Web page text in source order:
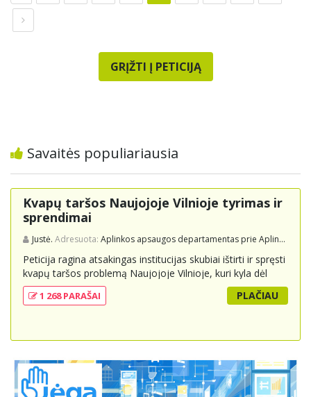
GRĮŽTI Į PETICIJĄ
Savaitės populiariausia
Kvapų taršos Naujojoje Vilnioje tyrimas ir
sprendimai
Justė. Adresuota: Aplinkos apsaugos departamentas prie Aplinkos ministerijos
Peticija ragina atsakingas institucijas skubiai ištirti ir spręsti
kvapų taršos problemą Naujojoje Vilnioje, kuri kyla dėl
buitinių atliekų sąvartyno Pramonės g. 141. Gyventojai
skundžiasi nuolatiniu stipriu atliekų kvapu, kuris neigiamai
mechanizmus ir imtis veiksmingų priemonių problemai
priimtus sprendimus ir planuojamus veiksmus.
1 268 PARAŠAI PLAČIAU